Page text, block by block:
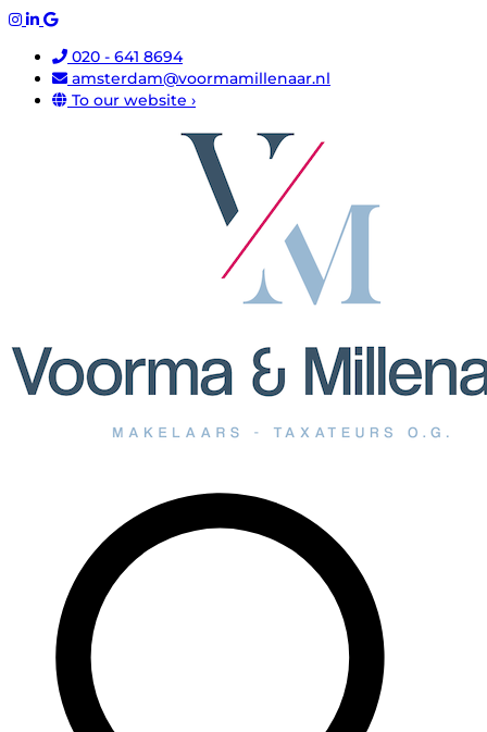
020 - 641 8694
amsterdam@voormamillenaar.nl
To our website ›